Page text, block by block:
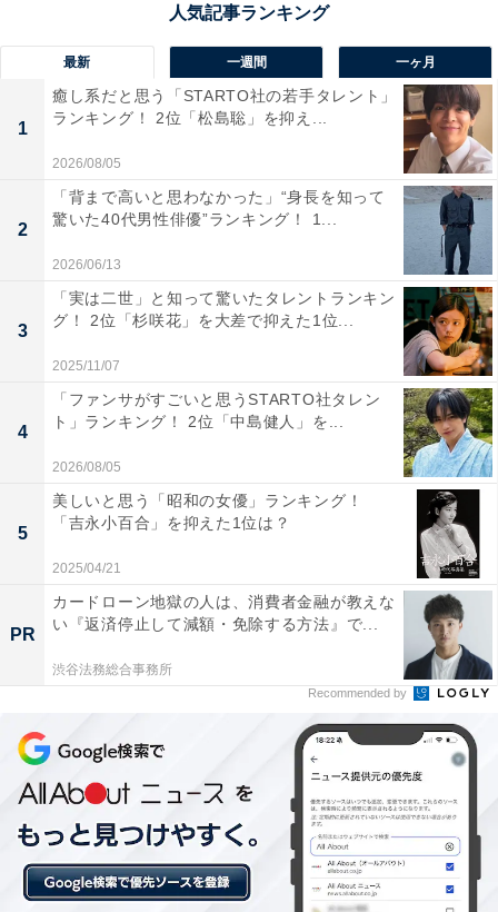
の山田洋次さんや作曲家のすぎやまこういちさんなど、
幅広い分野で日本をけん引する卒業生が名を連ねます。
2025年10月12日時点でノーベル賞受賞者は京都大学に次
いで全国2位。2024年度の国家公務員総合職試験の合格
者数は全国1位を誇ります。
回答者からは、「優秀な実業家や政治家など数々の実績
のある方を輩出してきた大学だからです」（20代男性／
東京都）、「研究者も小説家とかも、さまざまな分野で
有名な人って東大がやっぱり多いなって感じます」（30
代女性／栃木県）、「政界や財界、学術界などで活躍し
ている方が多いから」（40代女性／愛媛県）、「日本の
大学といえば東京大学というイメージがあるから」（20
代女性／長崎県）などのコメントが寄せられました。
※回答者からのコメントは原文ママです
この記事の執筆者： 渡辺 有
小・中学生などを対象にした学習塾講師兼フリーランスライター。
塾講師の経験だけでなく、3児の母として自らの子育てから培った
ノウハウや経験などから、受験・教育の実態について執筆活動を行
う。過去には小学校受験を控えた幼児教室の補助講師も経験。
...続きを読む
次ページ
14位までの全ランキング結果を見
る
最新 一週間 一ヶ月
1
癒し系だと思う「STARTO社の若手タレント」
ランキング！ 2位「松島聡」を抑え...
2026/08/05
2
「背まで高いと思わなかった」“身長を知って
驚いた40代男性俳優”ランキング！ 1...
2026/06/13
3
「実は二世」と知って驚いたタレントランキン
グ！ 2位「杉咲花」を大差で抑えた1位...
2025/11/07
4
「ファンサがすごいと思うSTARTO社タレン
ト」ランキング！ 2位「中島健人」を...
2026/08/05
5
美しいと思う「昭和の女優」ランキング！
「吉永小百合」を抑えた1位は？
2025/04/21
PR
カードローン地獄の人は、消費者金融が教えな
い『返済停止して減額・免除する方法』で...
渋谷法務総合事務所
Recommended by